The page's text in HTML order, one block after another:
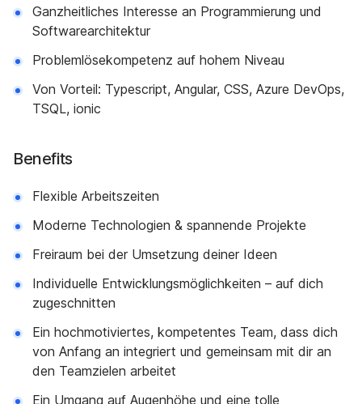
Ganzheitliches Interesse an Programmierung und
Softwarearchitektur
Problemlösekompetenz auf hohem Niveau
Von Vorteil: Typescript, Angular, CSS, Azure DevOps,
TSQL, ionic
Benefits
Flexible Arbeitszeiten
Moderne Technologien & spannende Projekte
Freiraum bei der Umsetzung deiner Ideen
Individuelle Entwicklungsmöglichkeiten – auf dich
zugeschnitten
Ein hochmotiviertes, kompetentes Team, dass dich
von Anfang an integriert und gemeinsam mit dir an
den Teamzielen arbeitet
Ein Umgang auf Augenhöhe und eine tolle